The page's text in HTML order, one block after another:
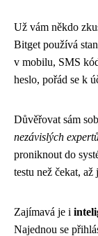
Už vám někdo
Bitget používá
v mobilu, SMS
heslo, pořád se k
Důvěřovat sám
nezávislých
proniknout do
testu než čekat,
Zajímavá je i
Najednou se